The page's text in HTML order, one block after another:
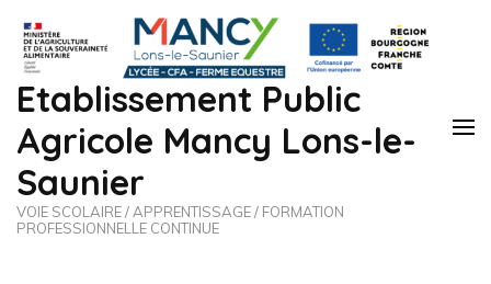
Etablissement Public
Agricole Mancy Lons-le-
Saunier
VOIE SCOLAIRE / APPRENTISSAGE / FORMATION
PROFESSIONNELLE CONTINUE